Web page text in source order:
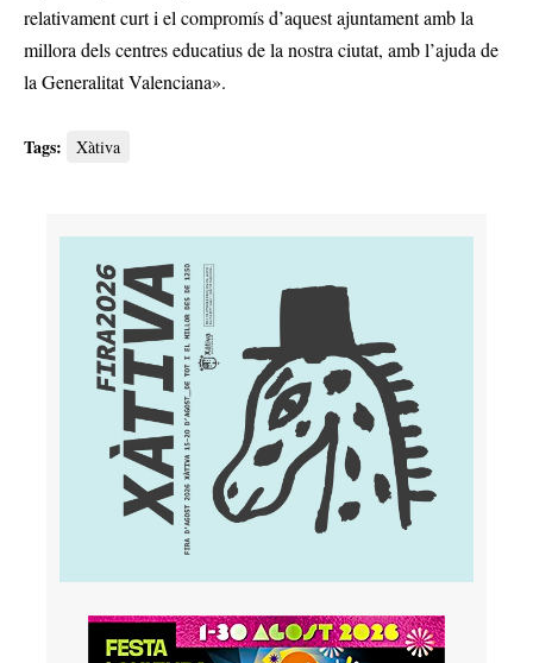
relativament curt i el compromís d’aquest ajuntament amb la
millora dels centres educatius de la nostra ciutat, amb l’ajuda de
la Generalitat Valenciana».
Tags: Xàtiva